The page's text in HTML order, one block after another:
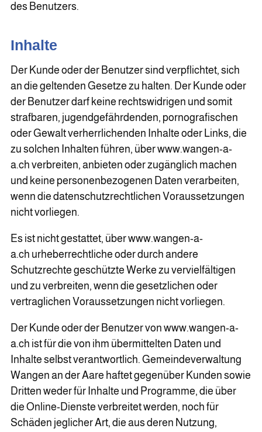
des Benutzers.
Inhalte
Der Kunde oder der Benutzer sind verpflichtet, sich
an die geltenden Gesetze zu halten. Der Kunde oder
der Benutzer darf keine rechtswidrigen und somit
strafbaren, jugendgefährdenden, pornografischen
oder Gewalt verherrlichenden Inhalte oder Links, die
zu solchen Inhalten führen, über www.wangen-a-
a.ch verbreiten, anbieten oder zugänglich machen
und keine personenbezogenen Daten verarbeiten,
wenn die datenschutzrechtlichen Voraussetzungen
nicht vorliegen.
Es ist nicht gestattet, über www.wangen-a-
a.ch urheberrechtliche oder durch andere
Schutzrechte geschützte Werke zu vervielfältigen
und zu verbreiten, wenn die gesetzlichen oder
vertraglichen Voraussetzungen nicht vorliegen.
Der Kunde oder der Benutzer von www.wangen-a-
a.ch ist für die von ihm übermittelten Daten und
Inhalte selbst verantwortlich. Gemeindeverwaltung
Wangen an der Aare haftet gegenüber Kunden sowie
Dritten weder für Inhalte und Programme, die über
die Online-Dienste verbreitet werden, noch für
Schäden jeglicher Art, die aus deren Nutzung,